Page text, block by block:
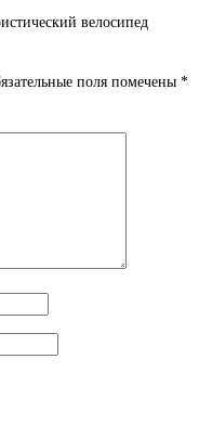
велосипед
поля помечены *